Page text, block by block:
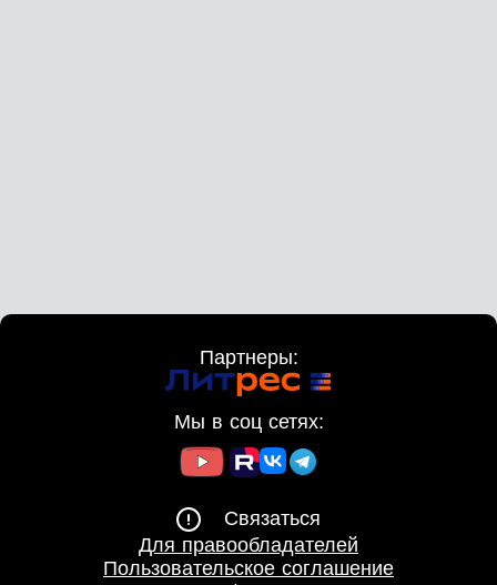
Партнеры:
Мы в соц сетях:
Связаться
Для правообладателей
Пользовательское соглашение